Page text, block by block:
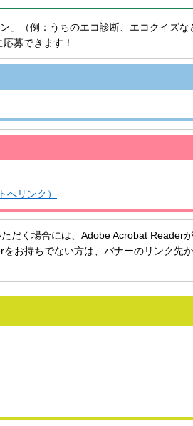
」（例：うちのエコ診断、エコクイズな
募できます！
リンク）
だく場合には、Adobe Acrobat Reader
お持ちでない方は、バナーのリンク先